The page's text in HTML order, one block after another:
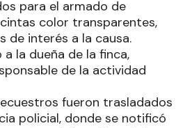
para el armado de
color transparentes,
de interés a la causa.
la dueña de la finca,
de la actividad
fueron trasladados
policial, donde se notificó